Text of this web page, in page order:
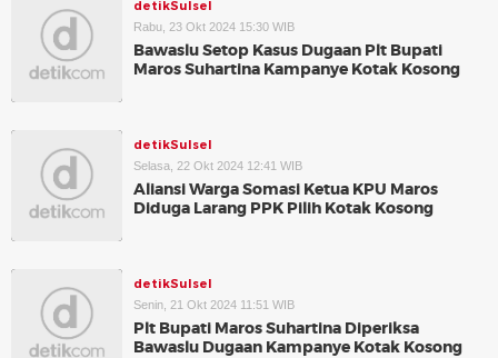
detikSulsel
Rabu, 23 Okt 2024 15:30 WIB
Bawaslu Setop Kasus Dugaan Plt Bupati
Maros Suhartina Kampanye Kotak Kosong
detikSulsel
Selasa, 22 Okt 2024 12:41 WIB
Aliansi Warga Somasi Ketua KPU Maros
Diduga Larang PPK Pilih Kotak Kosong
detikSulsel
Senin, 21 Okt 2024 11:51 WIB
Plt Bupati Maros Suhartina Diperiksa
Bawaslu Dugaan Kampanye Kotak Kosong